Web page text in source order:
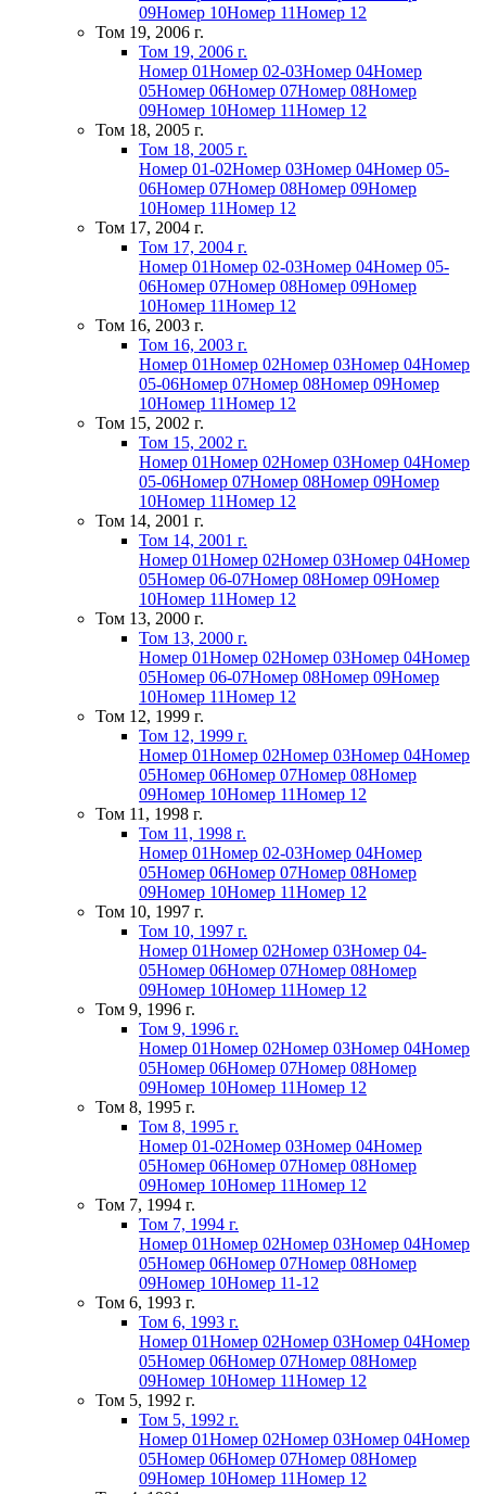
09Номер 10Номер 11Номер 12
Том 19, 2006 г.
Том 19, 2006 г.
Номер 01Номер 02-03Номер 04Номер
05Номер 06Номер 07Номер 08Номер
09Номер 10Номер 11Номер 12
Том 18, 2005 г.
Том 18, 2005 г.
Номер 01-02Номер 03Номер 04Номер 05-
06Номер 07Номер 08Номер 09Номер
10Номер 11Номер 12
Том 17, 2004 г.
Том 17, 2004 г.
Номер 01Номер 02-03Номер 04Номер 05-
06Номер 07Номер 08Номер 09Номер
10Номер 11Номер 12
Том 16, 2003 г.
Том 16, 2003 г.
Номер 01Номер 02Номер 03Номер 04Номер
05-06Номер 07Номер 08Номер 09Номер
10Номер 11Номер 12
Том 15, 2002 г.
Том 15, 2002 г.
Номер 01Номер 02Номер 03Номер 04Номер
05-06Номер 07Номер 08Номер 09Номер
10Номер 11Номер 12
Том 14, 2001 г.
Том 14, 2001 г.
Номер 01Номер 02Номер 03Номер 04Номер
05Номер 06-07Номер 08Номер 09Номер
10Номер 11Номер 12
Том 13, 2000 г.
Том 13, 2000 г.
Номер 01Номер 02Номер 03Номер 04Номер
05Номер 06-07Номер 08Номер 09Номер
10Номер 11Номер 12
Том 12, 1999 г.
Том 12, 1999 г.
Номер 01Номер 02Номер 03Номер 04Номер
05Номер 06Номер 07Номер 08Номер
09Номер 10Номер 11Номер 12
Том 11, 1998 г.
Том 11, 1998 г.
Номер 01Номер 02-03Номер 04Номер
05Номер 06Номер 07Номер 08Номер
09Номер 10Номер 11Номер 12
Том 10, 1997 г.
Том 10, 1997 г.
Номер 01Номер 02Номер 03Номер 04-
05Номер 06Номер 07Номер 08Номер
09Номер 10Номер 11Номер 12
Том 9, 1996 г.
Том 9, 1996 г.
Номер 01Номер 02Номер 03Номер 04Номер
05Номер 06Номер 07Номер 08Номер
09Номер 10Номер 11Номер 12
Том 8, 1995 г.
Том 8, 1995 г.
Номер 01-02Номер 03Номер 04Номер
05Номер 06Номер 07Номер 08Номер
09Номер 10Номер 11Номер 12
Том 7, 1994 г.
Том 7, 1994 г.
Номер 01Номер 02Номер 03Номер 04Номер
05Номер 06Номер 07Номер 08Номер
09Номер 10Номер 11-12
Том 6, 1993 г.
Том 6, 1993 г.
Номер 01Номер 02Номер 03Номер 04Номер
05Номер 06Номер 07Номер 08Номер
09Номер 10Номер 11Номер 12
Том 5, 1992 г.
Том 5, 1992 г.
Номер 01Номер 02Номер 03Номер 04Номер
05Номер 06Номер 07Номер 08Номер
09Номер 10Номер 11Номер 12